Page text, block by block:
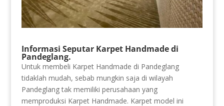
Informasi Seputar Karpet Handmade di
Pandeglang.
Untuk membeli Karpet Handmade di Pandeglang
tidaklah mudah, sebab mungkin saja di wilayah
Pandeglang tak memiliki perusahaan yang
memproduksi Karpet Handmade. Karpet model ini